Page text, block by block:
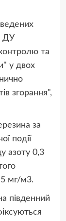
ДУ
та
у двох
згорання",
за
події
азоту 0,3
мг/м3.
південний